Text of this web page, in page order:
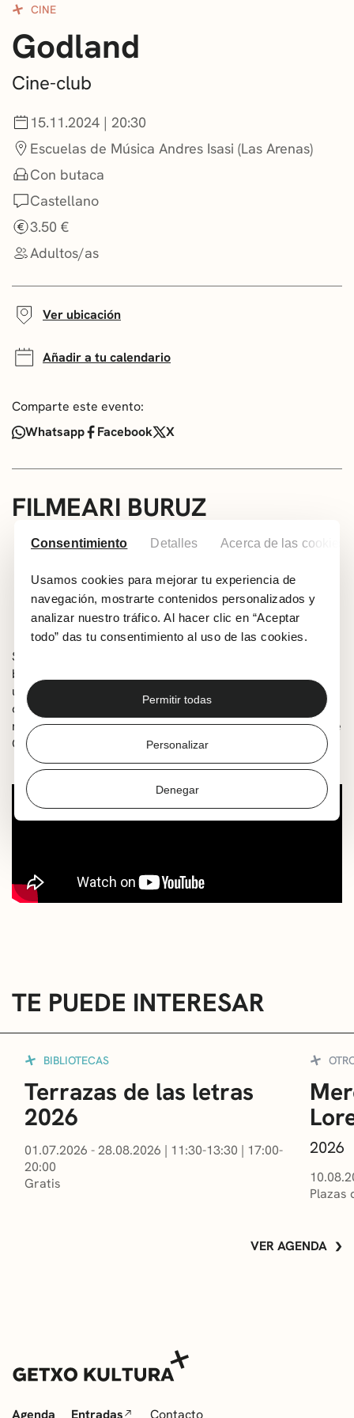
Consentimiento Detalles Acerca de las cookies
Usamos cookies para mejorar tu experiencia de
navegación, mostrarte contenidos personalizados y
analizar nuestro tráfico. Al hacer clic en “Aceptar
todo” das tu consentimiento al uso de las cookies.
Permitir todas
Personalizar
Denegar
NOTICIAS
GETXO KULTURA
ASOCIACIONES CULTURALES
CINE
Godland
Cine-club
15.11.2024 | 20:30
Escuelas de Música Andres Isasi (Las Arenas)
Con butaca
Castellano
3.50 €
Adultos/as
Ver ubicación
Añadir a tu calendario
Comparte este evento:
Whatsapp
Facebook X
FILMEARI BURUZ
Proyección y posterior cine forum
143 min
A partir de 12 años
Dirección: Hlynur Palmason
Sinopsis: Hlynur Pálmason, el director islandés de ‘Un
blanco, blanco día’, se lanza a escribir y dirigir ‘Godland’,
un largometraje inspirado en las primeras fotografías
que se encontraron de Islandia y sus gentes, que ha sido
nominado en la sección Un Certain Regard del Festival de
Cannes.
TE PUEDE INTERESAR
BIBLIOTECAS
Terrazas de las letras
2026
01.07.2026 - 28.08.2026 | 11:30-13:30 | 17:00-
20:00
Gratis
2026
Plazas
VER AGENDA
Agenda Entradas Contacto